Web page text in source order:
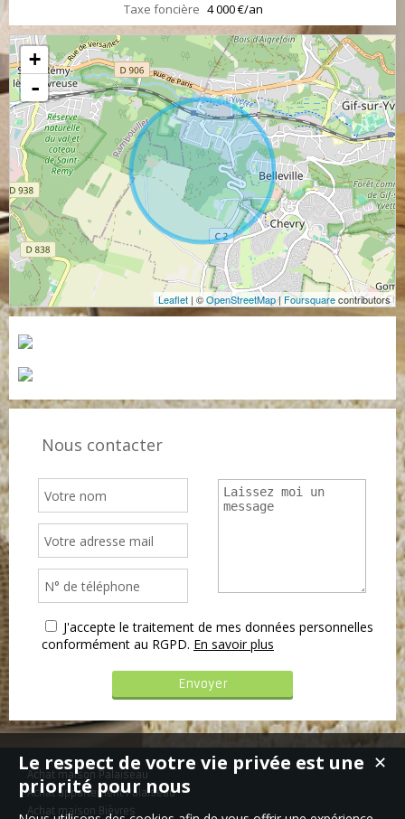
Taxe foncière 4 000 €/an
+
-
Leaflet | ©OpenStreetMap|Foursquarecontributors
Nous contacter
J'accepte le traitement de mes données personnelles
conformément au RGPD. En savoir plus
Achat maison Palaiseau
Achat appartement Palaiseau
Achat maison Bièvres
✕
Le respect de votre vie privée est une
priorité pour nous